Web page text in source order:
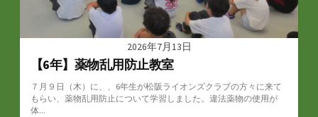
2026年7月13日
【6年】薬物乱用防止教室
７月９日（木）に、、6年生が松阪ライオンズクラブの方々に来て
もらい、薬物乱用防止について学習しました。違法薬物の使用が
体...